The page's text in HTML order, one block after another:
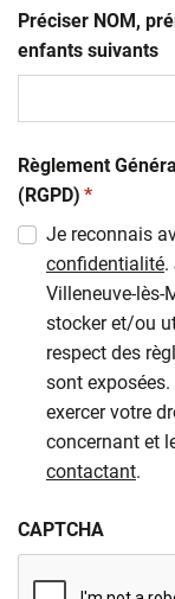
Préciser NOM,
enfants suivants
Règlement
(RGPD) (obligatoire)
*
Je reconnais
confidentialité.
Villeneuve-lès-
stocker et/ou
respect des
sont
exercer votre
concernant et
contactant.
CAPTCHA